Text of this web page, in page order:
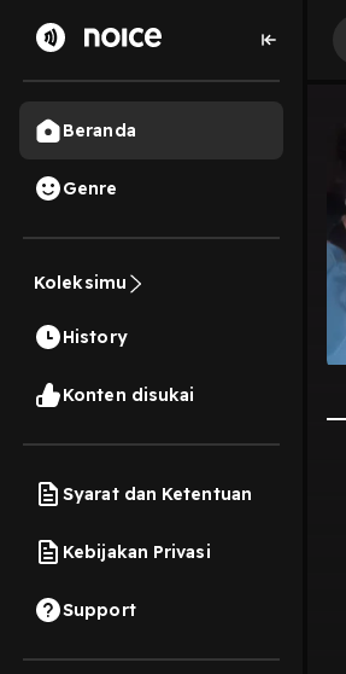
Beranda
Genre
Koleksimu
History
Konten disukai
Syarat dan Ketentuan
Kebijakan Privasi
Support